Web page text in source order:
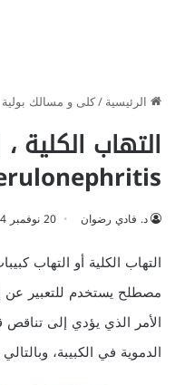
الرئيسية/كلى و مسالك بولية
التهاب الكلية
د. فادي رضوان 20 نوفمبر 2014
الأمر الذي يؤدي إلى تناقص
الدموية في الكبيبة،